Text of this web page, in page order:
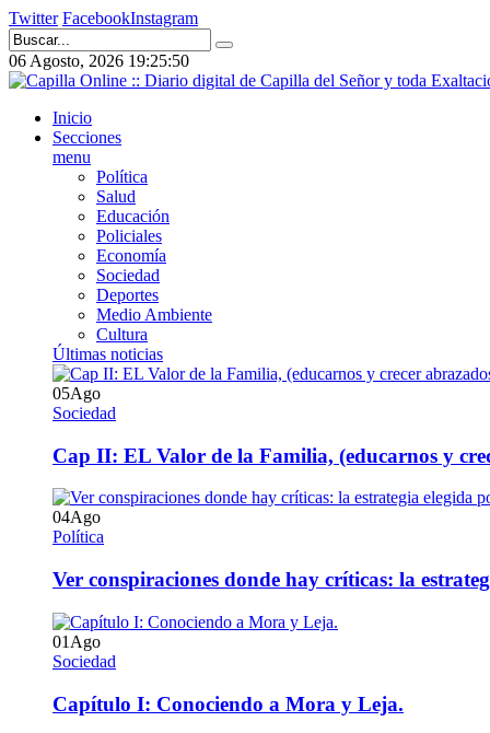
Twitter FacebookInstagram
06 Agosto, 2026 19:25:50
Inicio
Secciones
menu
Política
Salud
Educación
Policiales
Economía
Sociedad
Deportes
Medio Ambiente
Cultura
Últimas noticias
05Ago
Sociedad
Cap II: EL Valor de la Familia, (educarnos y
04Ago
Política
Ver conspiraciones donde hay críticas: la
01 Ago
Sociedad
Capítulo I: Conociendo a Mora y Leja.